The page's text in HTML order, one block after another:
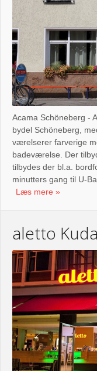
Acama Schöneberg -
bydel Schöneberg,
værelserer farverige
badeværelse. Der
tilbydes der bl.a.
minutters gang til U-
Læs mere
aletto